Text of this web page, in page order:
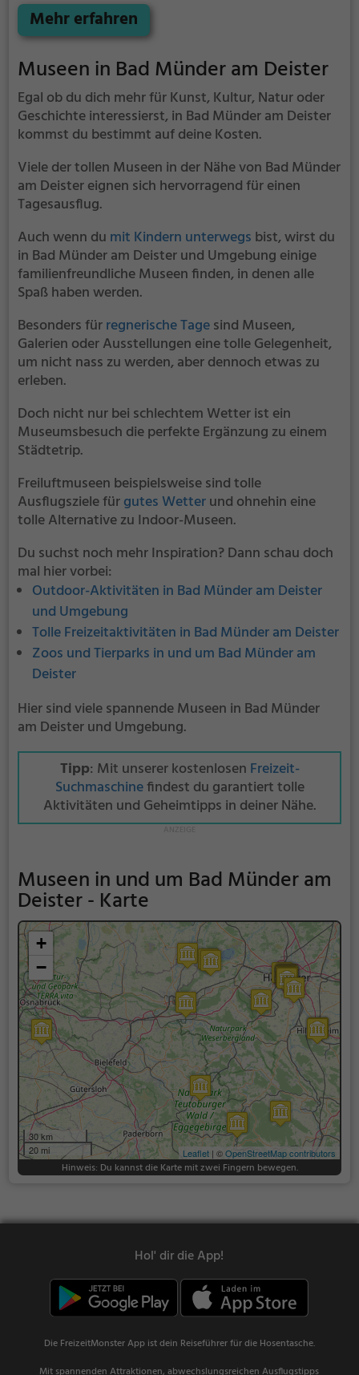
benachbarten Erich-Mäder-Glasmuseums in
Grünenplan, das über das Glasmachen vom
informiert.
Mehr erfahren
Museen in Bad Münder am Deister
Egal ob du dich mehr für Kunst, Kultur, Natur oder
Geschichte interessierst, in Bad Münder am Deister
kommst du bestimmt auf deine Kosten.
Viele der tollen Museen in der Nähe von Bad Münder
am Deister eignen sich hervorragend für einen
Tagesausflug.
Auch wenn du mit Kindern unterwegs bist, wirst du
in Bad Münder am Deister und Umgebung einige
familienfreundliche Museen finden, in denen alle
Spaß haben werden.
Besonders fürregnerische Tagesind Museen,
Galerien oder Ausstellungen eine tolle Gelegenheit,
um nicht nass zu werden, aber dennoch etwas zu
erleben.
Doch nicht nur bei schlechtem Wetter ist ein
Museumsbesuch die perfekte Ergänzung zu einem
Städtetrip.
Freiluftmuseen beispielsweise sind tolle
Ausflugsziele fürgutes Wetterund ohnehin eine
tolle Alternative zu Indoor-Museen.
Du suchst noch mehr Inspiration? Dann schau doch
mal hier vorbei:
Outdoor-Aktivitäten in Bad Münder am Deister
und Umgebung
Tolle Freizeitaktivitäten in Bad Münder am Deister
Zoos und Tierparks in und um Bad Münder am
Deister
Hier sind viele spannende Museen in Bad Münder
am Deister und Umgebung.
Tipp: Mit unserer kostenlosen Freizeit-
Suchmaschinefindest du garantiert tolle
Aktivitäten und Geheimtipps in deiner Nähe.
Museen in und um Bad Münder am
Deister - Karte
+
−
30 km
20 mi
Leaflet | ©OpenStreetMap contributors
Hinweis: Du kannst die Karte mit zwei Fingern bewegen.
Hol' dir die App!
Die FreizeitMonster App ist dein Reiseführer für die Hosentasche.
Mit spannenden Attraktionen, abwechslungsreichen Ausflugstipps